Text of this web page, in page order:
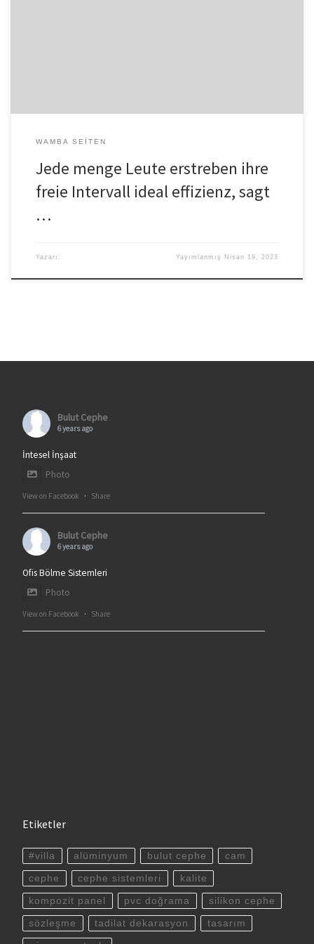
WAMBA SEITEN
Jede menge Leute erstreben ihre
freie Intervall ideal effizienz, sagt
…
Yazarı: Yayımlanmış Nisan 19, 2023
Bulut Cephe
6 years ago
İntesel İnşaat
Photo
View on Facebook · Share
Bulut Cephe
6 years ago
Ofis Bölme Sistemleri
Photo
View on Facebook · Share
Etiketler
#villa alüminyum bulut cephe cam
cephe cephe sistemleri kalite
kompozit panel pvc doğrama silikon cephe
sözleşme tadilat dekarasyon tasarım